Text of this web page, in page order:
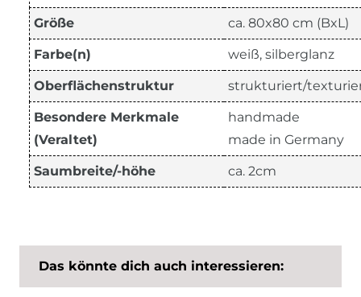
Größe ca. 80x80 cm (BxL)
Farbe(n) weiß, silberglanz
Oberflächenstruktur strukturiert/
Besondere Merkmale
(Veraltet)
handmade
made in Germany
Saumbreite/-höhe ca. 2cm
Das könnte dich auch interessieren: